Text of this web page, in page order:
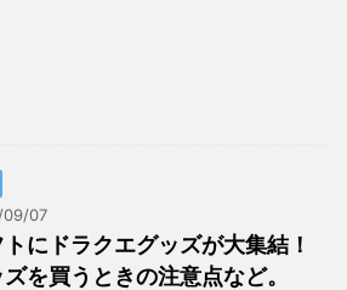
09/07
トにドラクエグッズが大集結！
を買うときの注意点など。